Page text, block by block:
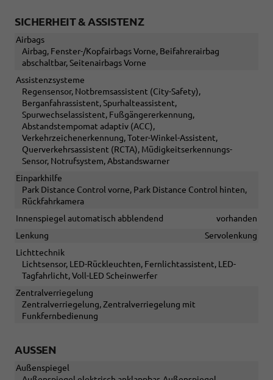
SICHERHEIT & ASSISTENZ
Airbags
Airbag, Fenster-/Kopfairbags Vorne, Beifahrerairbag
abschaltbar, Seitenairbags Vorne
Assistenzsysteme
Regensensor, Notbremsassistent (City-Safety),
Berganfahrassistent, Spurhalteassistent,
Spurwechselassistent, Fußgängererkennung,
Abstandstempomat adaptiv (ACC),
Verkehrzeichenerkennung, Toter-Winkel-Assistent,
Querverkehrsassistent (RCTA), Müdigkeitserkennungs-
Sensor, Notrufsystem, Abstandswarner
Einparkhilfe
Park Distance Control vorne, Park Distance Control hinten,
Rückfahrkamera
Innenspiegel automatisch abblendend
vorhanden
Lenkung
Servolenkung
Lichttechnik
Lichtsensor, LED-Rückleuchten, Fernlichtassistent, LED-
Tagfahrlicht, Voll-LED Scheinwerfer
Zentralverriegelung
Zentralverriegelung, Zentralverriegelung mit
Funkfernbedienung
AUSSEN
Außenspiegel